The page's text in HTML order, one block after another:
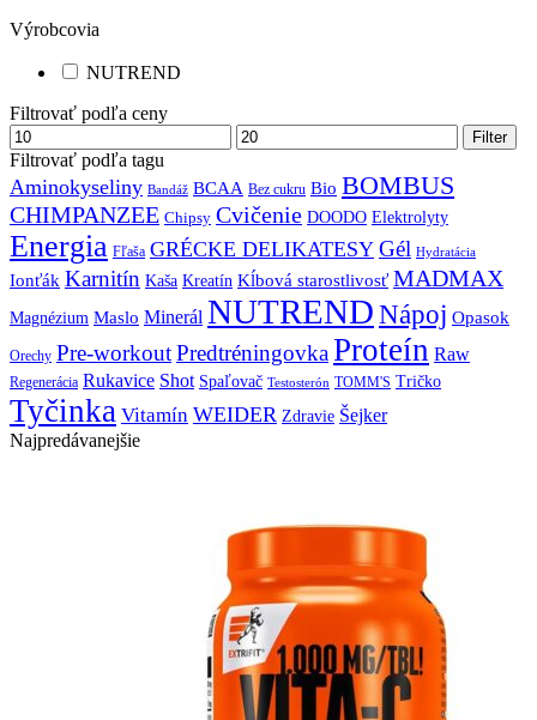
Výrobcovia
NUTREND
Filtrovať podľa ceny
Cena
min
Max
cena
Filter
Filtrovať podľa tagu
Aminokyseliny Bandáž BCAA Bez cukru Bio BOMBUS
CHIMPANZEE Chipsy Cvičenie DOODO Elektrolyty
Energia Fľaša GRÉCKE DELIKATESY Gél Hydratácia
Ionťák Karnitín Kaša Kreatín Kĺbová starostlivosť MADMAX
Magnézium Maslo Minerál NUTREND Nápoj Opasok
Orechy Pre-workoutPredtréningovkaProteín Raw
Regenerácia Rukavice Shot Spaľovač Testosterón TOMM'S Tričko
Tyčinka Vitamín WEIDER Zdravie Šejker
Najpredávanejšie